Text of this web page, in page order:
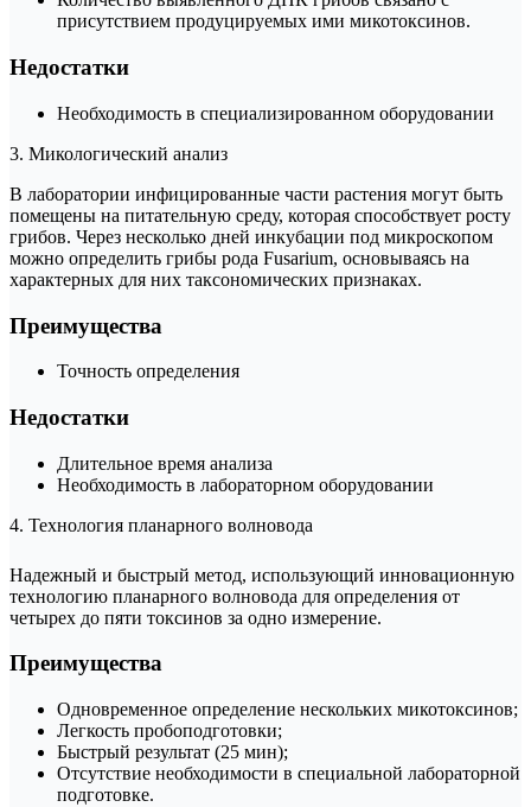
присутствием продуцируемых ими микотоксинов.
Недостатки
Необходимость в специализированном оборудовании
3. Микологический анализ
В лаборатории инфицированные части растения могут быть
помещены на питательную среду, которая способствует росту
грибов. Через несколько дней инкубации под микроскопом
можно определить грибы рода Fusarium, основываясь на
характерных для них таксономических признаках.
Преимущества
Точность определения
Недостатки
Длительное время анализа
Необходимость в лабораторном оборудовании
4. Технология планарного волновода
Надежный и быстрый метод, использующий инновационную
технологию планарного волновода для определения от
четырех до пяти токсинов за одно измерение.
Преимущества
Одновременное определение нескольких микотоксинов;
Легкость пробоподготовки;
Быстрый результат (25 мин);
Отсутствие необходимости в специальной лабораторной
подготовке.